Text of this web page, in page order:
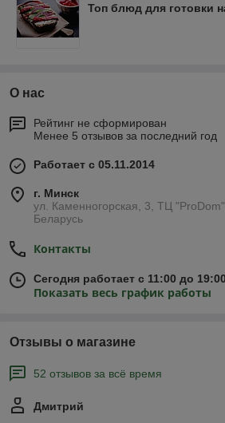
Топ блюд для готовки
О нас
Рейтинг не сформирован
Менее 5 отзывов за последний год
Работает с 05.11.2014
г. Минск
ул. Каменногорская, 3, ТЦ
Беларусь
Контакты
Сегодня работает с 11:00 до 19:00
Показать весь график работы
Отзывы о магазине
52 отзывов за всё время
Дмитрий